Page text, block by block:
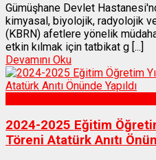
Gümüşhane Devlet
kimyasal, biyolojik, radyolojik
(KBRN) afetlere yönelik
etkin kılmak için tatbikat g [...]
Devamını Oku
2024-2025 Eğitim
Töreni Atatürk Anıtı